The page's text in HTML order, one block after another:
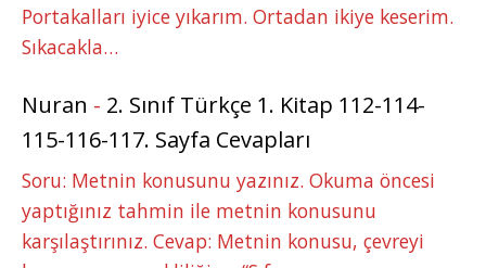
Portakalları iyice yıkarım. Ortadan ikiye keserim.
Sıkacakla…
Nuran - 2. Sınıf Türkçe 1. Kitap 112-114-
115-116-117. Sayfa Cevapları
Soru: Metnin konusunu yazınız. Okuma öncesi
yaptığınız tahmin ile metnin konusunu
karşılaştırınız. Cevap: Metnin konusu, çevreyi